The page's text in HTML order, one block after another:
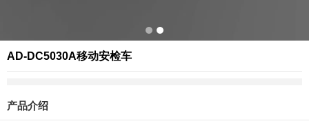
AD-DC5030A移动安检车
产品介绍